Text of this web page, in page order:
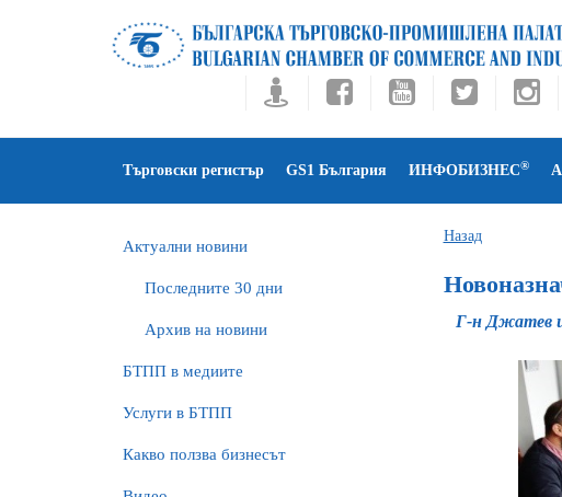
Търговски регистър GS1 България ИНФОБИЗНЕС®
Актуални новини
Последните 30 дни
Архив на новини
БTПП в медиите
Услуги в БТПП
Какво ползва бизнесът
Назад
Г-н Джатев